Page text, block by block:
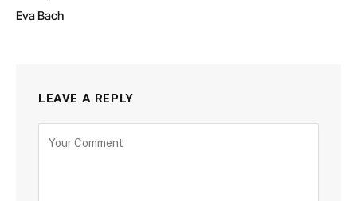
Eva Bach
LEAVE A REPLY